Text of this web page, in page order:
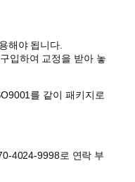
해야 됩니다.
입하여 교정을 받아 놓
를 같이 패키지로
4024-9998로 연락 부